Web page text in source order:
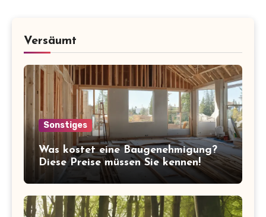
Versäumt
Sonstiges
Was kostet eine Baugenehmigung?
Diese Preise müssen Sie kennen!